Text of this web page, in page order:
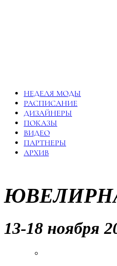
НЕДЕЛЯ МОДЫ
РАСПИСАНИЕ
ДИЗАЙНЕРЫ
ПОКАЗЫ
ВИДЕО
ПАРТНЕРЫ
АРХИВ
13-18 ноября